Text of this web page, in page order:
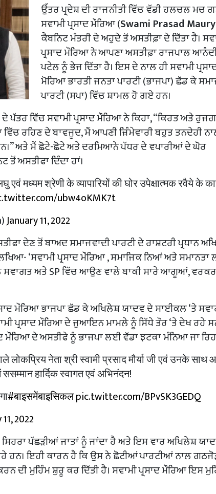
ਉੱਤਰ ਪ੍ਰਦੇਸ਼ ਦੀ ਰਾਜਨੀਤੀ ਵਿੱਚ ਵੱਡੀ ਹਲਚਲ ਮਚ
ਸਵਾਮੀ ਪ੍ਰਸਾਦ ਮੌਰਿਆ (Swami Prasad
ਕੈਬਨਿਟ ਮੰਤਰੀ ਦੇ ਅਹੁਦੇ ਤੋਂ ਅਸਤੀਫ਼ਾ ਦੇ ਦਿੱਤਾ ਹੈ।
ਪ੍ਰਸਾਦ ਮੌਰਿਆ ਨੇ ਆਪਣਾ ਅਸਤੀਫ਼ਾ ਰਾਜਪਾਲ
ਪਟੇਲ ਨੂੰ ਭੇਜ ਦਿੱਤਾ ਹੈ। ਇਸ ਦੇ ਨਾਲ ਹੀ ਸਵਾਮੀ
ਮੋਰਿਆ ਭਾਰਤੀ ਜਨਤਾ ਪਾਰਟੀ (ਭਾਜਪਾ) ਛੱਡ ਕੇ
ਪਾਰਟੀ (ਸਪਾ) ਵਿੱਚ ਸ਼ਾਮਲ ਹੋ ਗਏ ਹਨ।
ਵਿੱਚ ਸਵਾਮੀ ਪ੍ਰਸਾਦ ਮੌਰਿਆ ਨੇ ਕਿਹਾ, “ਕਿਰਤ ਅਤੇ
ਰਹਿਣ ਦੇ ਬਾਵਜੂਦ, ਮੈਂ ਆਪਣੀ ਜ਼ਿੰਮੇਵਾਰੀ ਬਹੁਤ ਤਨਦੇਹੀ
ਅਤੇ ਮੈਂ ਛੋਟੇ-ਛੋਟੇ ਅਤੇ ਦਰਮਿਆਨੇ ਪੱਧਰ ਦੇ ਵਪਾਰੀਆਂ ਦੇ ਘੋਰ
ਅਸਤੀਫਾ ਦਿੰਦਾ ਹਾਂ।
एवं मध्यम श्रेणी के व्यापारियों की घोर उपेक्षात्मक रवैये के
ubw4oKMK7t
January 11, 2022
ਦੇਣ ਤੋਂ ਬਾਅਦ ਸਮਾਜਵਾਦੀ ਪਾਰਟੀ ਦੇ ਰਾਸ਼ਟਰੀ ਪ੍ਰਧਾਨ
‘ਸਵਾਮੀ ਪ੍ਰਸਾਦ ਮੌਰਿਆ , ਸਮਾਜਿਕ ਨਿਆਂ ਅਤੇ
ਸਵਾਗਤ ਅਤੇ SP ਵਿੱਚ ਆਉਣ ਵਾਲੇ ਬਾਕੀ ਸਾਰੇ ਆਗੂਆਂ,
ਮੌਰਿਆ ਭਾਜਪਾ ਛੱਡ ਕੇ ਅਖਿਲੇਸ਼ ਯਾਦਵ ਦੇ ਸਾਈਕਲ ‘ਤੇ
ਪ੍ਰਸਾਦ ਮੌਰਿਆ ਦੇ ਜੁਆਇਨ ਮਾਮਲੇ ਨੂੰ ਸਿੱਧੇ ਤੌਰ ‘ਤੇ ਦੇਖ ਰਹੇ
ਮੌਰਿਆ ਦੇ ਅਸਤੀਫੇ ਨੂੰ ਭਾਜਪਾ ਲਈ ਵੱਡਾ ਝਟਕਾ ਮੰਨਿਆ ਜਾ
नेता श्री स्वामी प्रसाद मौर्या जी एवं उनके साथ
हार्दिक स्वागत एवं अभिनंदन!
#बाइसमेंबाइसिकलpic.twitter.com/BPvSK3GEDQ
2022
ਪੱਛੜੀਆਂ ਜਾਤਾਂ ਨੂੰ ਜਾਂਦਾ ਹੈ ਅਤੇ ਇਸ ਵਾਰ ਅਖਿਲੇਸ਼
ਇਹੀ ਕਾਰਨ ਹੈ ਕਿ ਉਸ ਨੇ ਛੋਟੀਆਂ ਪਾਰਟੀਆਂ ਨਾਲ
ਮੁਹਿੰਮ ਸ਼ੁਰੂ ਕਰ ਦਿੱਤੀ ਹੈ। ਸਵਾਮੀ ਪ੍ਰਸਾਦ ਮੌਰਿਆ ਇਸ